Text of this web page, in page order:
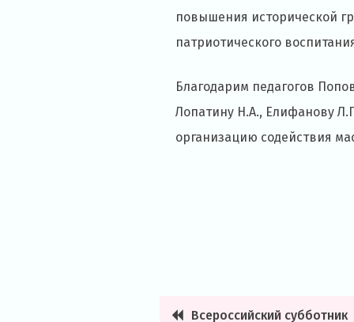
повышения исторической
патриотического
Благодарим педагогов
Лопатину Н.А., Елифанову
организацию содействия
Всероссийский субботник